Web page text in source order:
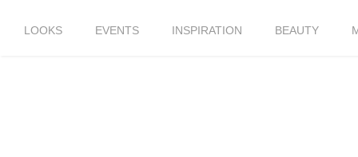
LOOKS EVENTS INSPIRATION BEAUTY